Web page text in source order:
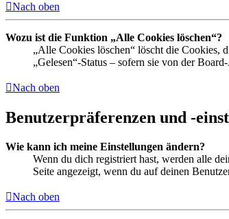
Nach oben
Wozu ist die Funktion „Alle Cookies löschen“?
„Alle Cookies löschen“ löscht die Cookies,
„Gelesen“-Status – sofern sie von der
Nach oben
Benutzerpräferenzen und -
Wie kann ich meine Einstellungen ändern?
Wenn du dich registriert hast, werden alle
Seite angezeigt, wenn du auf deinen
Nach oben